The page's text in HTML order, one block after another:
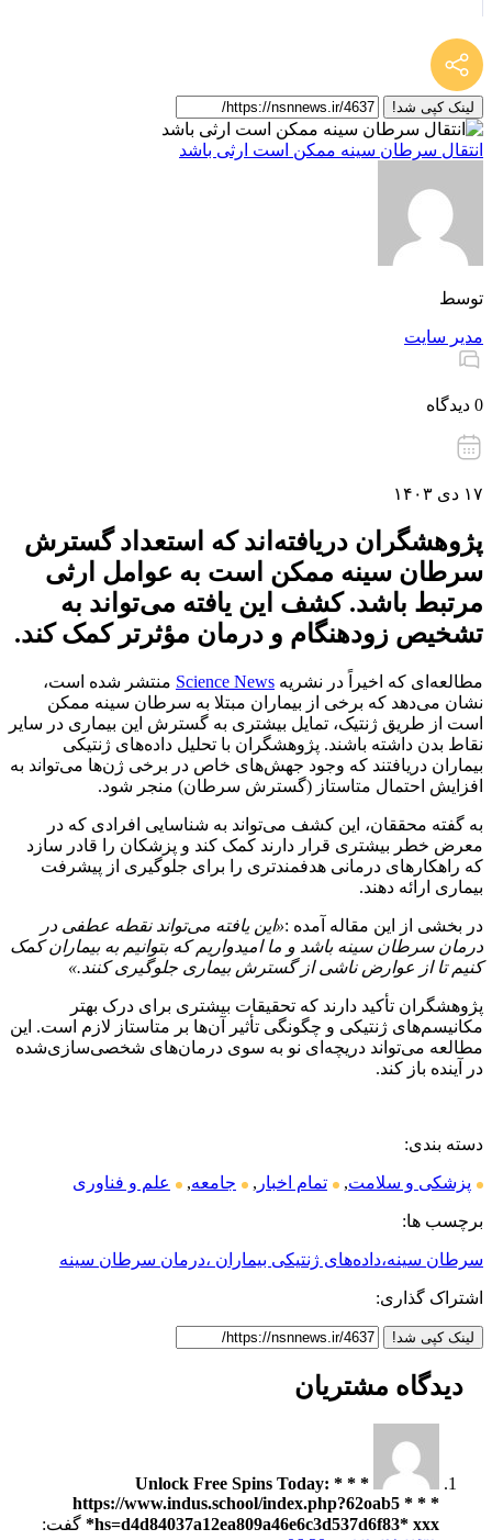
لینک کپی شد!
انتقال سرطان سینه ممکن است ارثی باشد
توسط
مدیر سایت
0 دیدگاه
۱۷ دی ۱۴۰۳
پژوهشگران دریافته‌اند که استعداد گسترش
سرطان سینه ممکن است به عوامل ارثی
مرتبط باشد. کشف این یافته می‌تواند به
تشخیص زودهنگام و درمان مؤثرتر کمک کند.
مطالعه‌ای که اخیراً در نشریه Science News منتشر شده است،
نشان می‌دهد که برخی از بیماران مبتلا به سرطان سینه ممکن
است از طریق ژنتیک، تمایل بیشتری به گسترش این بیماری در سایر
نقاط بدن داشته باشند. پژوهشگران با تحلیل داده‌های ژنتیکی
بیماران دریافتند که وجود جهش‌های خاص در برخی ژن‌ها می‌تواند به
افزایش احتمال متاستاز (گسترش سرطان) منجر شود.
به گفته محققان، این کشف می‌تواند به شناسایی افرادی که در
معرض خطر بیشتری قرار دارند کمک کند و پزشکان را قادر سازد
که راهکارهای درمانی هدفمندتری را برای جلوگیری از پیشرفت
بیماری ارائه دهند.
در بخشی از این مقاله آمده :«این یافته می‌تواند نقطه عطفی در
درمان سرطان سینه باشد و ما امیدواریم که بتوانیم به بیماران کمک
کنیم تا از عوارض ناشی از گسترش بیماری جلوگیری کنند.»
پژوهشگران تأکید دارند که تحقیقات بیشتری برای درک بهتر
مکانیسم‌های ژنتیکی و چگونگی تأثیر آن‌ها بر متاستاز لازم است. این
مطالعه می‌تواند دریچه‌ای نو به سوی درمان‌های شخصی‌سازی‌شده
در آینده باز کند.
دسته بندی:
پزشکی و سلامت, تمام اخبار , جامعه, علم و فناوری
برچسب ها:
سرطان سینه،داده‌های ژنتیکی بیماران ،درمان سرطان سینه
اشتراک گذاری:
لینک کپی شد!
دیدگاه مشتریان
* * * Unlock Free Spins Today:
https://www.indus.school/index.php?62oab5 * * *
hs=d4d84037a12ea809a46e6c3d537d6f83* ххх*
گفت: